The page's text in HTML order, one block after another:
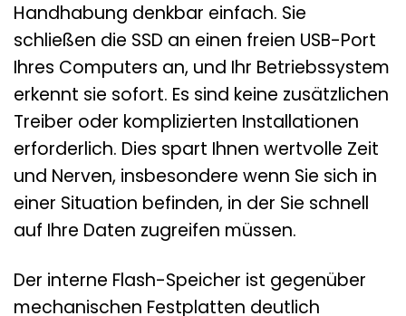
Handhabung denkbar einfach. Sie
schließen die SSD an einen freien USB-Port
Ihres Computers an, und Ihr Betriebssystem
erkennt sie sofort. Es sind keine zusätzlichen
Treiber oder komplizierten Installationen
erforderlich. Dies spart Ihnen wertvolle Zeit
und Nerven, insbesondere wenn Sie sich in
einer Situation befinden, in der Sie schnell
auf Ihre Daten zugreifen müssen.
Der interne Flash-Speicher ist gegenüber
mechanischen Festplatten deutlich